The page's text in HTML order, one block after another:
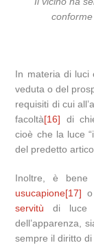
conforme
In materia di luci
veduta o del
requisiti di cui
facoltà[16] di
cioè che la luce
del predetto
Inoltre, è bene
usucapione[17]
servitù di luce
dell’apparenza,
sempre il diritto